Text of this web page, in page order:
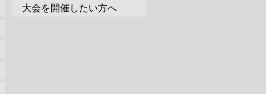
大会を開催したい方へ